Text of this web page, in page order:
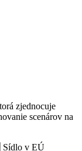
zjednocuje
scenárov na
v EÚ